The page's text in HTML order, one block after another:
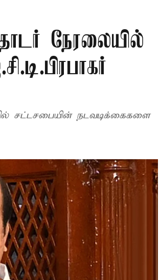
நேரலையில்
சட்டசபையின் நடவடிக்கைகளை